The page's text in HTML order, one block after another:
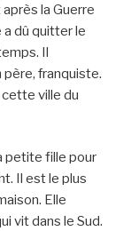
la Guerre
dû quitter le
Il
père, franquiste.
cette ville du
petite fille pour
Il est le plus
Elle
vit dans le Sud.